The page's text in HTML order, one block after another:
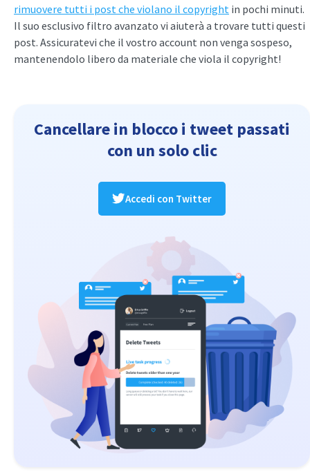
rimuovere tutti i post che violano il copyright in pochi minuti.
Il suo esclusivo filtro avanzato vi aiuterà a trovare tutti questi
post. Assicuratevi che il vostro account non venga sospeso,
mantenendolo libero da materiale che viola il copyright!
Cancellare in blocco i tweet passati
con un solo clic
Accedi con Twitter